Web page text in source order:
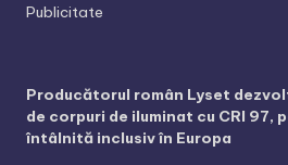
Publicitate
Producătorul român Lyset
de corpuri de iluminat cu CRI 97,
întâlnită inclusiv în Europa